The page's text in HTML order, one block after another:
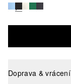
Doprava & vrácení